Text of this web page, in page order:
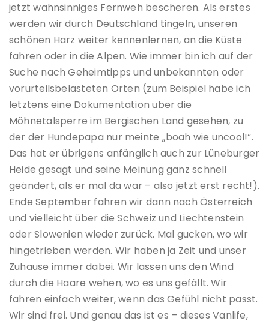
jetzt wahnsinniges Fernweh bescheren. Als erstes
werden wir durch Deutschland tingeln, unseren
schönen Harz weiter kennenlernen, an die Küste
fahren oder in die Alpen. Wie immer bin ich auf der
Suche nach Geheimtipps und unbekannten oder
vorurteilsbelasteten Orten (zum Beispiel habe ich
letztens eine Dokumentation über die
Möhnetalsperre im Bergischen Land gesehen, zu
der der Hundepapa nur meinte „boah wie uncool!“.
Das hat er übrigens anfänglich auch zur Lüneburger
Heide gesagt und seine Meinung ganz schnell
geändert, als er mal da war – also jetzt erst recht!).
Ende September fahren wir dann nach Österreich
und vielleicht über die Schweiz und Liechtenstein
oder Slowenien wieder zurück. Mal gucken, wo wir
hingetrieben werden. Wir haben ja Zeit und unser
Zuhause immer dabei. Wir lassen uns den Wind
durch die Haare wehen, wo es uns gefällt. Wir
fahren einfach weiter, wenn das Gefühl nicht passt.
Wir sind frei. Und genau das ist es – dieses Vanlife,